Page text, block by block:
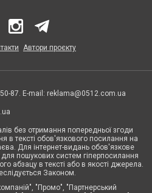
Автори проєкту
87. E-mail: reklama@0512.com.ua
без отримання попередньої згоди
в тексті обов'язкового посилання на
Для інтернет-видань обов'язкове
пошукових систем гіперпосилання
абзацу в тексті або в якості джерела.
Законом.
"Промо", "Партнерський